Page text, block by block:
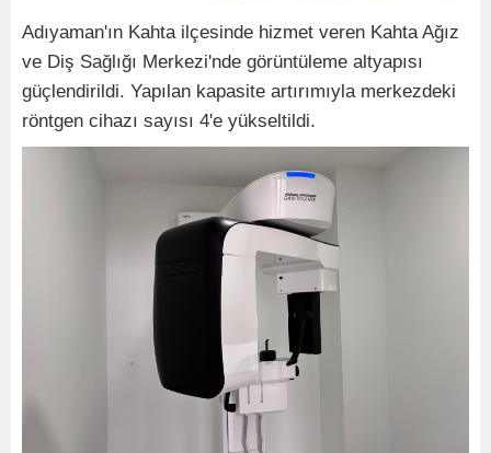
Adıyaman'ın Kahta ilçesinde hizmet veren Kahta Ağız
ve Diş Sağlığı Merkezi'nde görüntüleme altyapısı
güçlendirildi. Yapılan kapasite artırımıyla merkezdeki
röntgen cihazı sayısı 4'e yükseltildi.